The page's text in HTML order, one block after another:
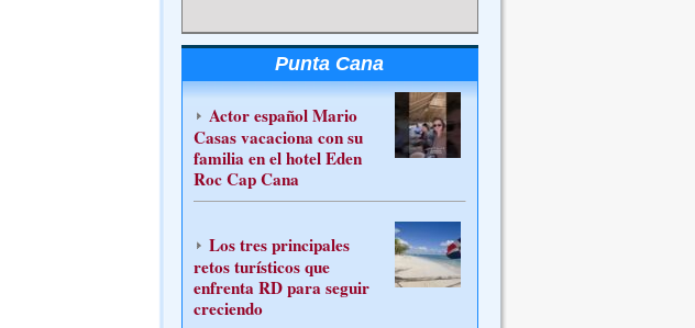
Punta Cana
Actor español Mario
Casas vacaciona con su
familia en el hotel Eden
Roc Cap Cana
Los tres principales
retos turísticos que
enfrenta RD para seguir
creciendo